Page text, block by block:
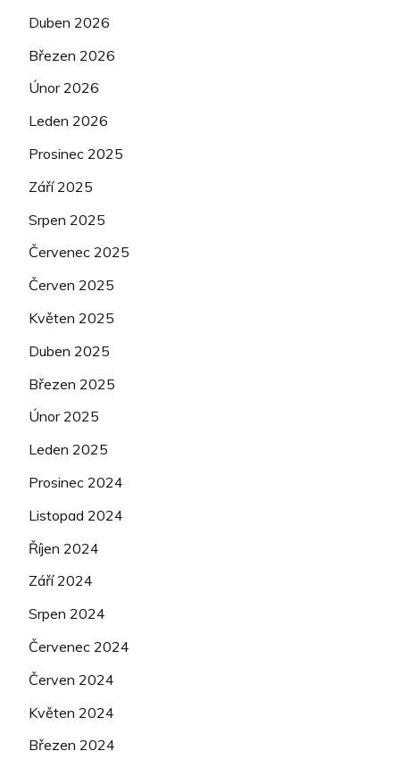
Duben 2026
Březen 2026
Únor 2026
Leden 2026
Prosinec 2025
Září 2025
Srpen 2025
Červenec 2025
Červen 2025
Květen 2025
Duben 2025
Březen 2025
Únor 2025
Leden 2025
Prosinec 2024
Listopad 2024
Říjen 2024
Září 2024
Srpen 2024
Červenec 2024
Červen 2024
Květen 2024
Březen 2024